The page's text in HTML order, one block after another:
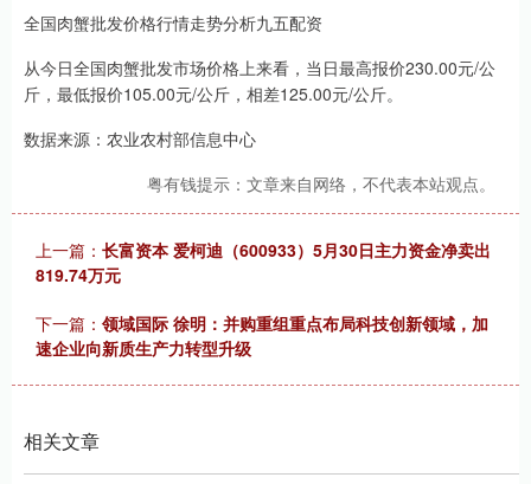
全国肉蟹批发价格行情走势分析九五配资
从今日全国肉蟹批发市场价格上来看，当日最高报价230.00元/公
斤，最低报价105.00元/公斤，相差125.00元/公斤。
数据来源：农业农村部信息中心
粤有钱提示：文章来自网络，不代表本站观点。
上一篇： 长富资本 爱柯迪（600933）5月30日主力资金净卖出
819.74万元
下一篇： 领域国际 徐明：并购重组重点布局科技创新领域，加
速企业向新质生产力转型升级
相关文章